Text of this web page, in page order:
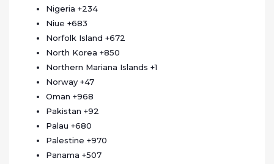
Nigeria +234
Niue +683
Norfolk Island +672
North Korea +850
Northern Mariana Islands +1
Norway +47
Oman +968
Pakistan +92
Palau +680
Palestine +970
Panama +507